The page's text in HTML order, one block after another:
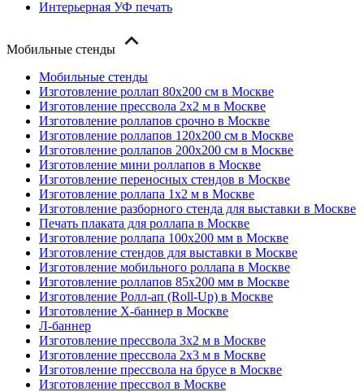
Интерьерная УФ печать
Мобильные стенды
Мобильные стенды
Изготовление роллап 80х200 см в Москве
Изготовление прессвола 2x2 м в Москве
Изготовление роллапов срочно в Москве
Изготовление роллапов 120х200 см в Москве
Изготовление роллапов 200х200 см в Москве
Изготовление мини роллапов в Москве
Изготовление переносных стендов в Москве
Изготовление роллапа 1x2 м в Москве
Изготовление разборного стенда для выставки в Москве
Печать плаката для роллапа в Москве
Изготовление роллапа 100х200 мм в Москве
Изготовление стендов для выставки в Москве
Изготовление мобильного роллапа в Москве
Изготовление роллапов 85х200 мм в Москве
Изготовление Ролл-ап (Roll-Up) в Москве
Изготовление X-баннер в Москве
Л-баннер
Изготовление прессвола 3x2 м в Москве
Изготовление прессвола 2x3 м в Москве
Изготовление прессвола на брусе в Москве
Изготовление прессвол в Москве